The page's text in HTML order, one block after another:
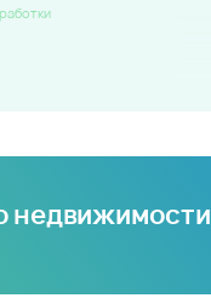
недвижимости